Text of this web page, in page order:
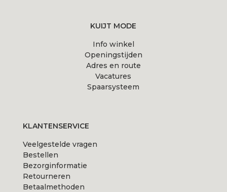
KUIJT MODE
Info winkel
Openingstijden
Adres en route
Vacatures
Spaarsysteem
KLANTENSERVICE
Veelgestelde vragen
Bestellen
Bezorginformatie
Retourneren
Betaalmethoden